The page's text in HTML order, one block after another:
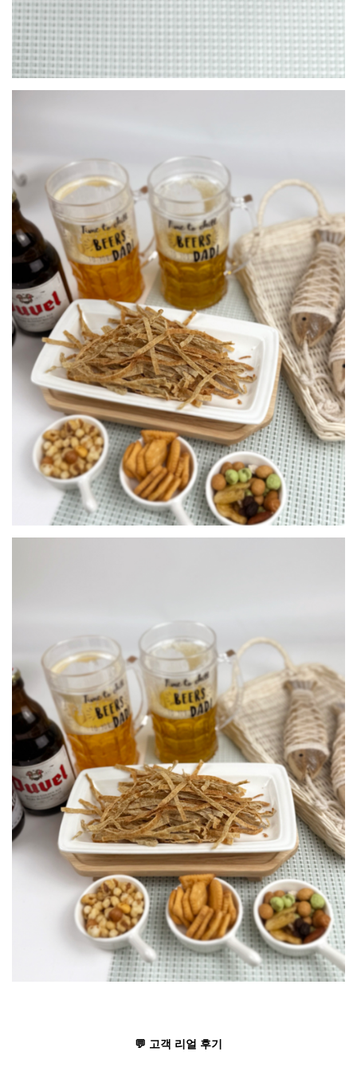
💬 고객 리얼 후기